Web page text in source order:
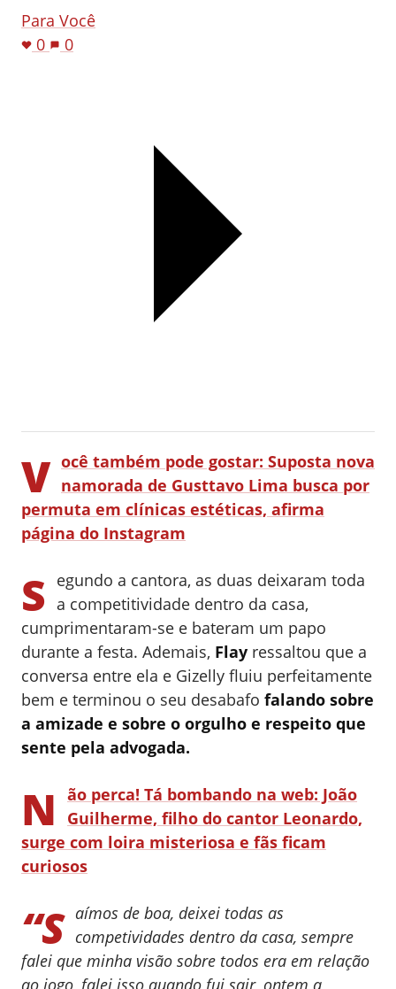
Para Você
0
0
V ocê também pode gostar: Suposta nova
namorada de Gusttavo Lima busca por
permuta em clínicas estéticas, afirma
página do Instagram
S
egundo a cantora, as duas deixaram toda
a competitividade dentro da casa,
cumprimentaram-se e bateram um papo
durante a festa. Ademais, Flay ressaltou que a
conversa entre ela e Gizelly fluiu perfeitamente
bem e terminou o seu desabafo falando sobre
a amizade e sobre o orgulho e respeito que
sente pela advogada.
N
ão perca! Tá bombando na web: João
Guilherme, filho do cantor Leonardo,
surge com loira misteriosa e fãs ficam
curiosos
“S aímos de boa, deixei todas as
competividades dentro da casa, sempre
falei que minha visão sobre todos era em relação
ao jogo, falei isso quando fui sair, ontem a